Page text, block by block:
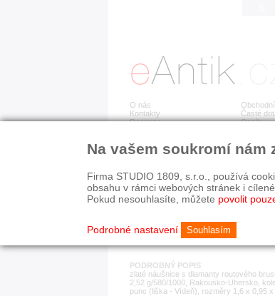
O nás
Kontakty
Recenze
Časté
Ceník
Detail položky č. 183
PODROBNÝ POPIS
zlaté náušnice s diamanty routového
2,52 g/580/1000, Rakousko-Uhersko,
punc (liška - Vídeň), rozměry 1,6 x 0,95 x
Na vašem soukromí nám
Firma STUDIO 1809, s.r.o., používá
obsahu v rámci webových stránek i
Pokud nesouhlasíte, můžete povolit
Podrobné nastavení Souhlasím